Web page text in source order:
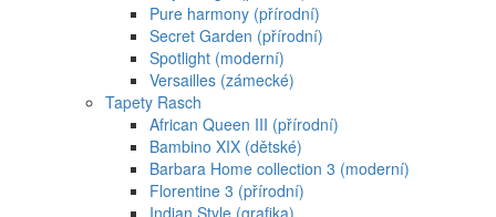
Pure harmony (přírodní)
Secret Garden (přírodní)
Spotlight (moderní)
Versailles (zámecké)
Tapety Rasch
African Queen III (přírodní)
Bambino XIX (dětské)
Barbara Home collection 3 (moderní)
Florentine 3 (přírodní)
Indian Style (grafika)